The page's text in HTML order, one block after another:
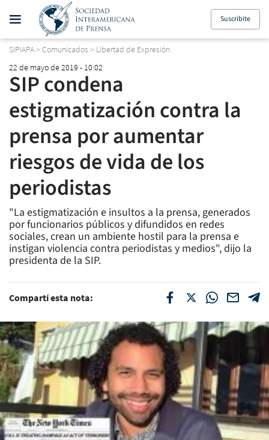
Suscribite
SIPIAPA> Comunicados > Libertad de Expresión
22 de mayo de 2019 - 10:02
SIP condena
estigmatización contra la
prensa por aumentar
riesgos de vida de los
periodistas
"La estigmatización e insultos a la prensa, generados
por funcionarios públicos y difundidos en redes
sociales, crean un ambiente hostil para la prensa e
instigan violencia contra periodistas y medios", dijo la
presidenta de la SIP.
Compartí esta nota: